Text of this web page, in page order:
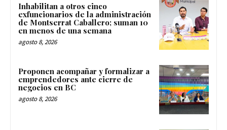
Inhabilitan a otros cinco
exfuncionarios de la administración
de Montserrat Caballero; suman 10
en menos de una semana
agosto 8, 2026
Proponen acompañar y formalizar a
emprendedores ante cierre de
negocios en BC
agosto 8, 2026